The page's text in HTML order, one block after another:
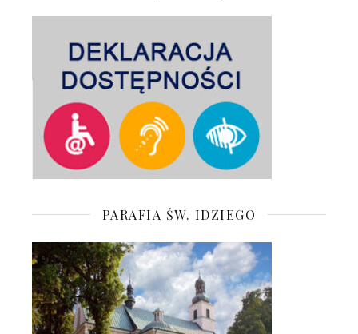
PARAFIA ŚW. IDZIEGO